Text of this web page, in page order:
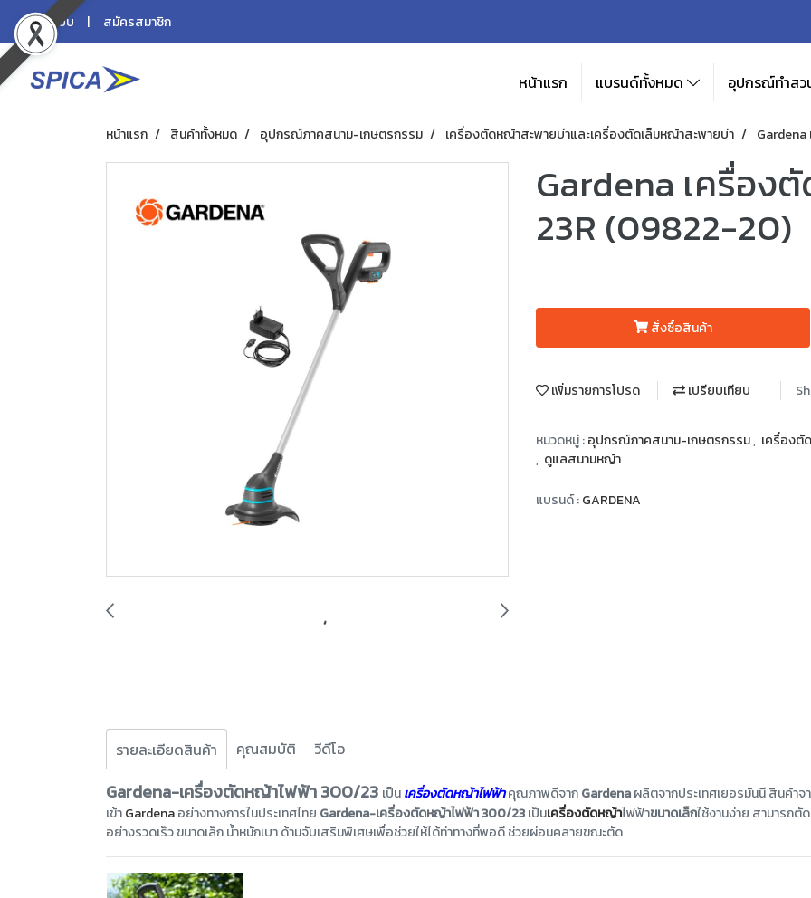
เข้าสู่ระบบ สมัครสมาชิก
หน้าแรก แบรนด์ทั้งหมด อุปกรณ์ทำสว
หน้าแรก สินค้าทั้งหมด อุปกรณ์ภาคสนาม-เกษตรกรรม เครื่องตัดหญ้าสะพายบ่าและเครื่องตัดเล็มหญ้าสะพายบ่า
Gardena เครื่อ
23R (09822-20)
สั่งซื้อสินค้า
เพิ่มรายการโปรด เปรียบเทียบ
หมวดหมู่ :อุปกรณ์ภาคสนาม-เกษตรกรรม, เครื่องตั
, ดูแลสนามหญ้า
แบรนด์ :GARDENA
รายละเอียดสินค้า คุณสมบัติ วีดีโอ
Gardena-เครื่องตัดหญ้าไฟฟ้า 300/23 เป็นเครื่องตัดหญ้าไฟฟ้าคุณภาพดีจากGardenaผลิตจากประเทศเยอรมันนี สินค้าจ
เข้าGardenaอย่างทางการในประเทศไทย Gardena-เครื่องตัดหญ้าไฟฟ้า 300/23เป็นเครื่องตัดหญ้าไฟฟ้าขนาดเล็กใช้งานง่าย สามารถ
อย่างรวดเร็ว ขนาดเล็ก น้ำหนักเบา ด้ามจับเสริมพิเศษเพื่อช่วยให้ได้ท่าทางที่พอดี ช่วยผ่อนคลายขณะตัด